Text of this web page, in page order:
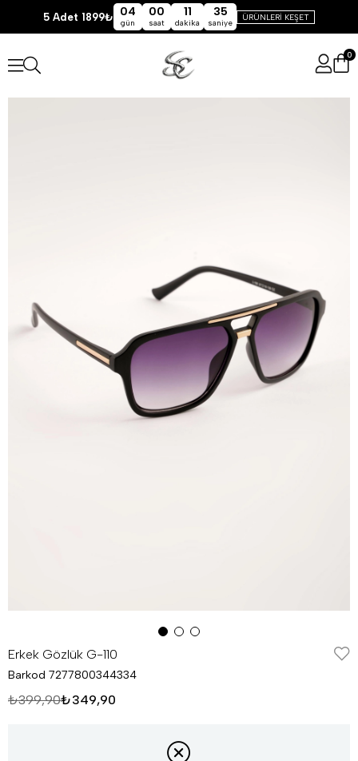
5 Adet 1899₺ 04
gün
00
saat
11
dakika
35
saniye
ÜRÜNLERİ KEŞET
0
Erkek Gözlük G-110
Barkod 7277800344334
₺399,90₺349,90